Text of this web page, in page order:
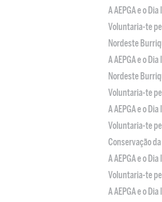
A AEPGA e o
Voluntaria-te
Nordeste
A AEPGA e o
Nordeste
Voluntaria-te
A AEPGA e o
Voluntaria-te
Conservação
A AEPGA e o
Voluntaria-te
A AEPGA e o